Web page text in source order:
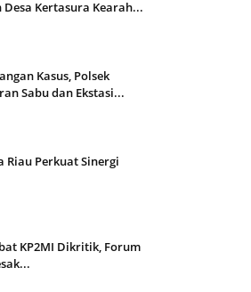
Kertasura Kearah...
Kasus, Polsek
Sabu dan Ekstasi...
Riau Perkuat Sinergi
KP2MI Dikritik, Forum